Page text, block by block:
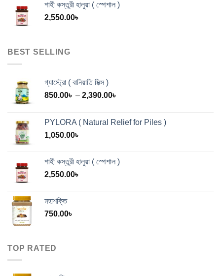
শাহী কস্তুরী হালুয়া ( স্পেশাল )
2,550.00৳
BEST SELLING
গ্যাস্ট্রো ( বানিয়াতি মিক্স )
850.00৳ – 2,390.00৳
through
PYLORA ( Natural Relief for Piles )
1,050.00৳
শাহী কস্তুরী হালুয়া ( স্পেশাল )
2,550.00৳
মহাশক্তি
750.00৳
TOP RATED